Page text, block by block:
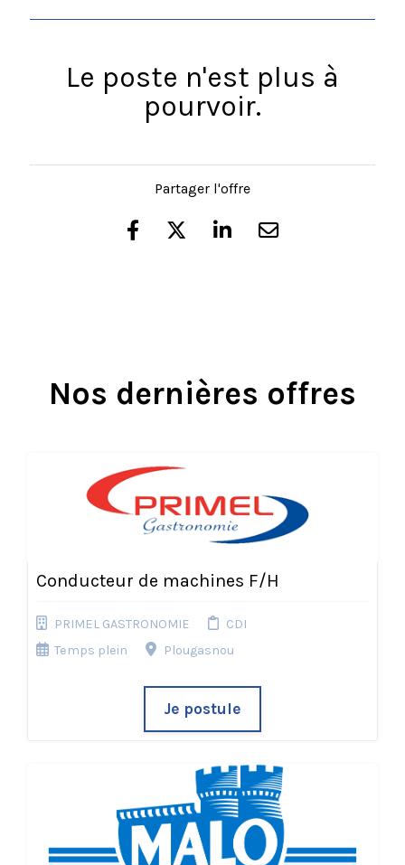
Le poste n'est plus à
pourvoir.
Partager l'offre
Nos dernières offres
Conducteur de machines F/H
PRIMEL GASTRONOMIE
CDI
Temps plein
Plougasnou
Je postule